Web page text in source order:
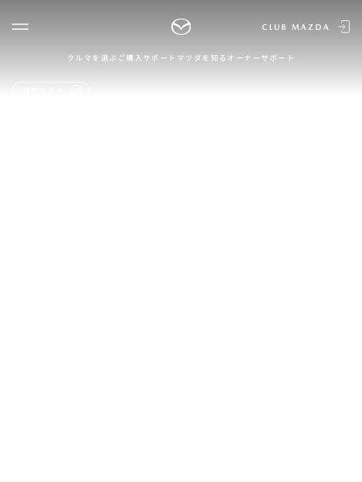
CLUB MAZDA
クルマを選ぶ ご購入サポート マツダを知る オーナーサポート